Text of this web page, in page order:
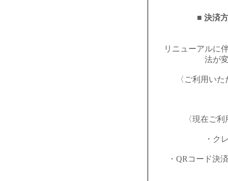
■ 決済
リニューアルに
法が
〈ご利用い
〈現在ご
・ク
・QRコード決